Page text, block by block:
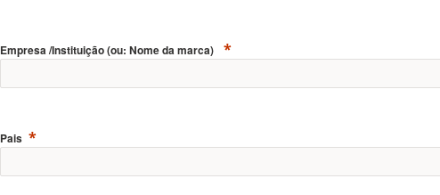
Empresa /Instituição (ou: Nome da marca)
Pais